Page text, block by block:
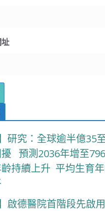
研究：全球逾半億35
預測2036年增至
持續上升 平均生育
啟德醫院首階段先啟